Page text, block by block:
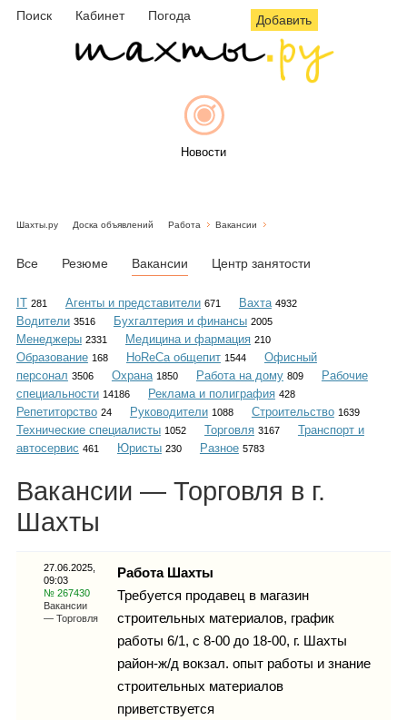
Поиск Кабинет Погода Добавить
Новости
Объявления
Каталог
Инфо
Карты
Шахты.ру Доска объявлений Работа Вакансии
Все Резюме Вакансии Центр занятости
IT 281 Агенты и представители 671 Вахта 4932
Водители 3516 Бухгалтерия и финансы 2005
Менеджеры 2331 Медицина и фармация 210
Образование 168 HoReCa общепит 1544
Офисный
персонал 3506 Охрана 1850 Работа на дому 809
Рабочие
специальности 14186 Реклама и полиграфия 428
Репетиторство 24 Руководители 1088 Строительство 1639
Технические специалисты 1052 Торговля 3167
Транспорт и
автосервис 461 Юристы 230 Разное 5783
Вакансии — Торговля в г.
Шахты
27.06.2025,
09:03
№ 267430
Вакансии
— Торговля
Работа Шахты
Требуется продавец в магазин
строительных материалов, график
работы 6/1, с 8-00 до 18-00, г. Шахты
район-ж/д вокзал. опыт работы и знание
строительных материалов
приветствуется